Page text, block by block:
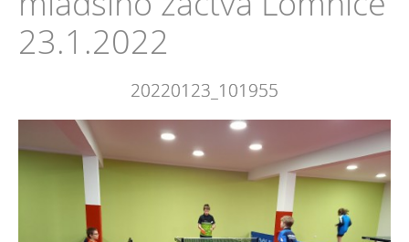
23.1.2022
20220123_101955